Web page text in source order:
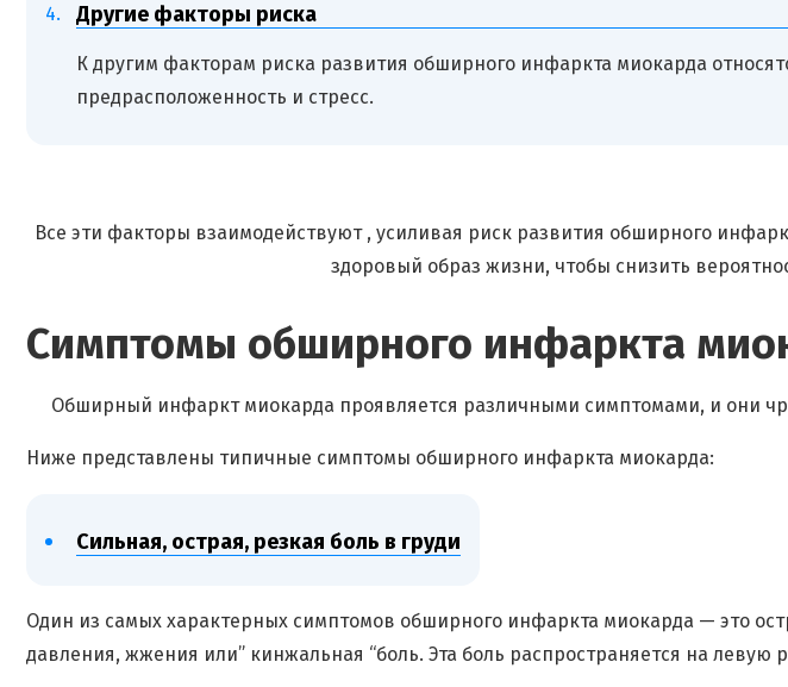
Другие факторы риска
К другим факторам риска развития обширного инфаркта миокарда
предрасположенность и стресс.
Все эти факторы взаимодействуют , усиливая риск развития обширного
здоровый образ жизни, чтобы снизить
Симптомы обширного инфаркта
Обширный инфаркт миокарда проявляется различными симптомами, и они
Ниже представлены типичные симптомы обширного инфаркта миокарда:
Сильная, острая, резкая боль в груди
Один из самых характерных симптомов обширного инфаркта миокарда — это
давления, жжения или” кинжальная “боль. Эта боль распространяется на левую